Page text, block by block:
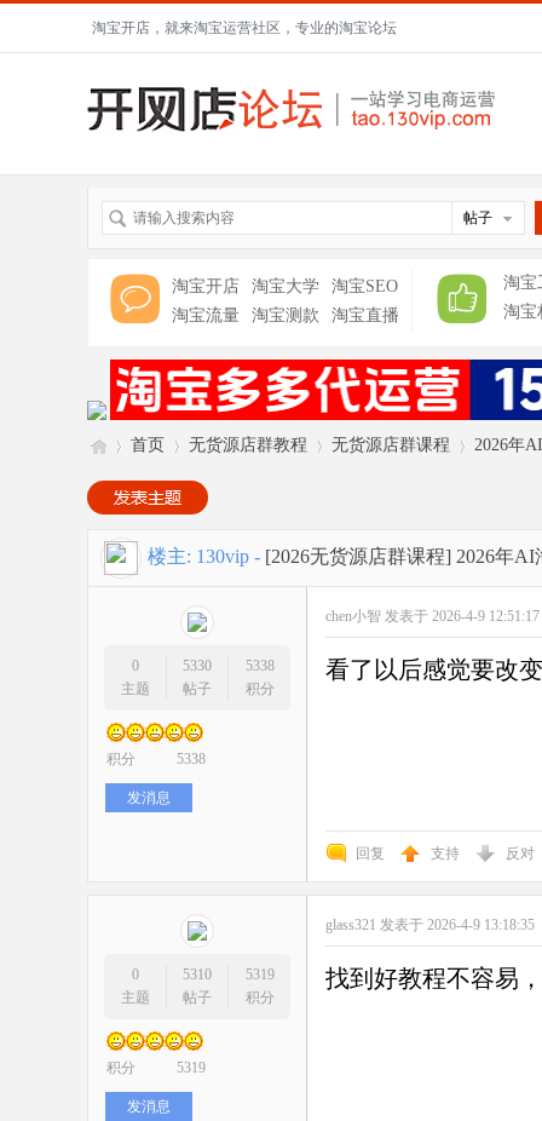
淘宝开店，就来淘宝运营社区，专业的淘宝论坛
帖子
淘宝开店 淘宝大学
淘宝SEO
淘宝流量
淘宝测款 淘宝直播
淘宝
淘宝
»
首页
›
无货源店群教程
›
无货源店群课程
›
2026年
楼主: 130vip - [2026无货源店群课程] 2026年
0
主题
5330
帖子
5338
积分
积分 5338
发消息
chen小智 发表于 2026-4-9 12:51:17
看了以后感觉要改
回复 支持 反对
0
主题
5310
帖子
5319
积分
积分 5319
发消息
glass321 发表于 2026-4-9 13:18:35
找到好教程不容易